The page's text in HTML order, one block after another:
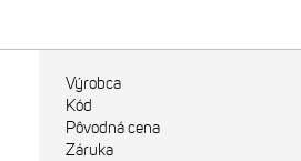
Výrobca
Kód
Pôvodná cena
Záruka